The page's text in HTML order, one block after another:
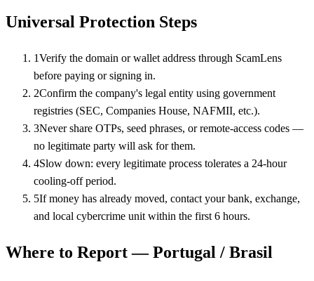
Universal Protection Steps
1Verify the domain or wallet address through ScamLens
before paying or signing in.
2Confirm the company's legal entity using government
registries (SEC, Companies House, NAFMII, etc.).
3Never share OTPs, seed phrases, or remote-access codes —
no legitimate party will ask for them.
4Slow down: every legitimate process tolerates a 24-hour
cooling-off period.
5If money has already moved, contact your bank, exchange,
and local cybercrime unit within the first 6 hours.
Where to Report — Portugal / Brasil